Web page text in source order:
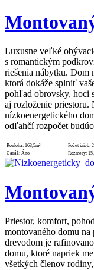
Luxusne veľké
s romantickým
riešenia nábytku. Dom
ktorá dokáže splniť
pohľad obrovsky, hoci
aj rozloženie priestoru.
nízkoenergetického
odľahčí rozpočet
Rozloha: 163,5m² Počet izieb: 2
Garáž: Áno Rozmery:
Priestor, komfort,
montovaného domu
drevodom je
domu, ktoré napriek
všetkých členov